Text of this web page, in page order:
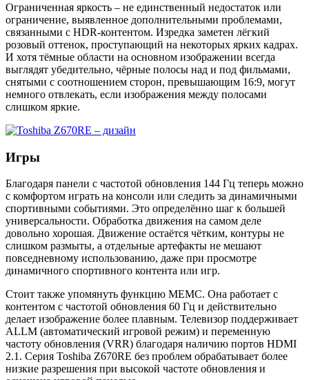
Ограниченная яркость – не единственный недостаток или
ограничение, выявленное дополнительными проблемами,
связанными с HDR-контентом. Изредка заметен лёгкий
розовый оттенок, проступающий на некоторых ярких кадрах.
И хотя тёмные области на основном изображении всегда
выглядят убедительно, чёрные полосы над и под фильмами,
снятыми с соотношением сторон, превышающим 16:9, могут
немного отвлекать, если изображения между полосами
слишком яркие.
Игры
Благодаря панели с частотой обновления 144 Гц теперь можно
с комфортом играть на консоли или следить за динамичными
спортивными событиями. Это определённо шаг к большей
универсальности. Обработка движения на самом деле
довольно хорошая. Движение остаётся чётким, контуры не
слишком размыты, а отдельные артефакты не мешают
повседневному использованию, даже при просмотре
динамичного спортивного контента или игр.
Стоит также упомянуть функцию MEMC. Она работает с
контентом с частотой обновления 60 Гц и действительно
делает изображение более плавным. Телевизор поддерживает
ALLM (автоматический игровой режим) и переменную
частоту обновления (VRR) благодаря наличию портов HDMI
2.1. Серия Toshiba Z670RE без проблем обрабатывает более
низкие разрешения при высокой частоте обновления и